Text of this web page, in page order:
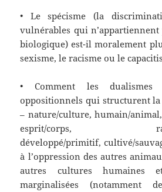
• Le spécisme (la
vulnérables qui
biologique) est-il moralement
sexisme, le racisme ou le
• Comment les dualismes
oppositionnels qui structurent la
– nature/culture, humain/
esprit/corps,
développé/primitif, cultivé/
à l’oppression des autres
autres cultures humaines
marginalisées (notamment